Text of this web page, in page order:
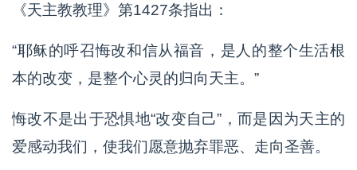
《天主教教理》第1427条指出：
“耶稣的呼召悔改和信从福音，是人的整个生活根
本的改变，是整个心灵的归向天主。”
悔改不是出于恐惧地“改变自己”，而是因为天主的
爱感动我们，使我们愿意抛弃罪恶、走向圣善。